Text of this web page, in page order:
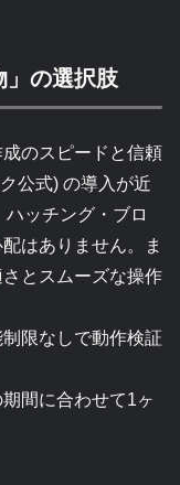
」の選択肢
のスピードと信頼
公式) の導入が近
ッチング・ブロ
はありません。ま
とスムーズな操作
限なしで動作検証
間に合わせて1ヶ